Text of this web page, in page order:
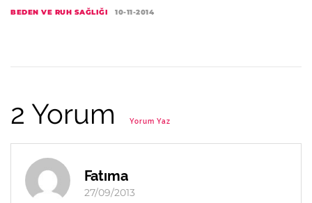
BEDEN VE RUH SAĞLIĞI 10-11-2014
2 Yorum Yorum Yaz
Fatıma
27/09/2013